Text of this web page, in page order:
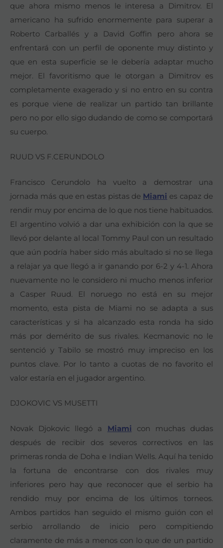
que ahora mismo menos le interesa a Dimitrov. El
americano ha sufrido enormemente para superar a
Roberto Carballés y a David Goffin pero ahora se
enfrentará con un perfil de oponente muy distinto y
que en esta superficie se le debería adaptar mucho
mejor. El favoritismo que le otorgan a Dimitrov es
completamente exagerado y si no entro en su contra
es porque viene de realizar un partido tan brillante
pero no por ello sigo dudando de como se comportará
su cuerpo.
RUUD VS F.CERUNDOLO
Francisco Cerundolo ha vuelto a demostrar una
jornada más que en estas pistas de Miami es capaz de
rendir muy por encima de lo que nos tiene habituados.
El argentino volvió a dar una exhibición con la que se
llevó por delante al local Tommy Paul con un resultado
que aún podría haber sido más abultado si no se llega
a relajar ya que llegó a ir ganando por 6-2 y 4-1. Ahora
nuevamente no le considero ni mucho menos inferior
a Casper Ruud. El noruego no está en su mejor
momento, esta pista de Miami no se adapta a sus
características y si ha alcanzado esta ronda ha sido
más por demérito de sus rivales. Kecmanovic no le
sentenció y Tabilo se mostró muy impreciso en los
puntos clave. Por lo tanto a cuotas de no favorito el
valor estaría en el jugador argentino.
DJOKOVIC VS MUSETTI
Novak Djokovic llegó a Miami con muchas dudas
después de recibir dos severos correctivos en las
primeras ronda de Doha e Indian Wells. Aquí ha tenido
la fortuna de encontrarse con dos rivales muy
inferiores pero hay que reconocer que el serbio ha
rendido muy por encima de los últimos torneos.
Ambos partidos han seguido el mismo guión con el
serbio arrollando de inicio pero compitiendo
claramente de más a menos con lo que de un partido